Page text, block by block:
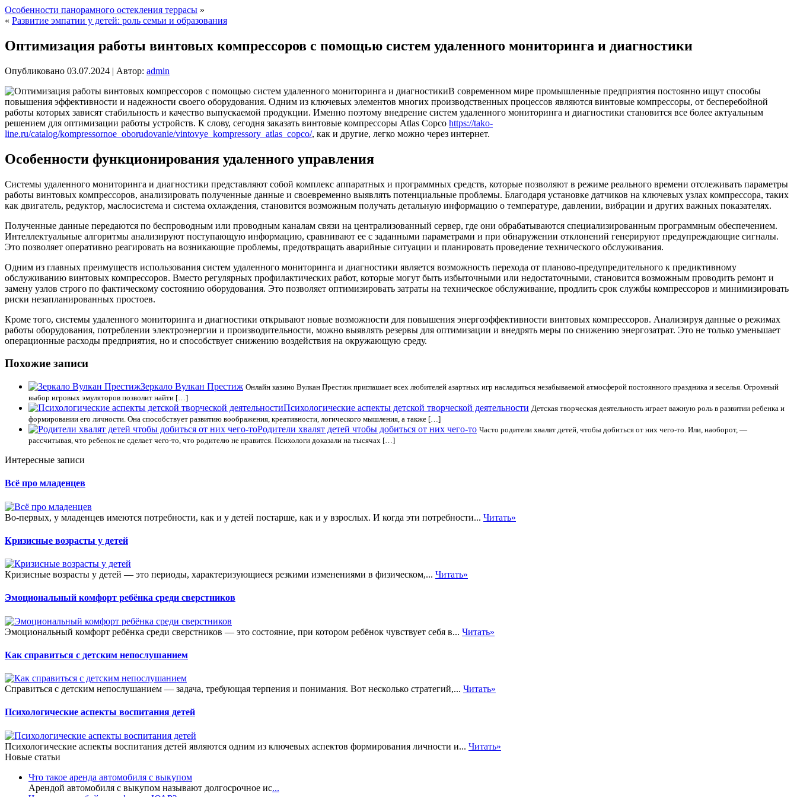
Особенности панорамного остекления террасы »
« Развитие эмпатии у детей: роль семьи и образования
Оптимизация работы винтовых компрессоров с помощью систем удаленного мониторинга и диагностики
Опубликовано 03.07.2024 | Автор: admin
В современном мире промышленные предприятия постоянно ищут способы
повышения эффективности и надежности своего оборудования. Одним из ключевых элементов многих производственных процессов являются винтовые компрессоры, от бесперебойной
работы которых зависят стабильность и качество выпускаемой продукции. Именно поэтому внедрение систем удаленного мониторинга и диагностики становится все более актуальным
решением для оптимизации работы устройств. К слову, сегодня заказать винтовые компрессоры Atlas Copco https://tako-
line.ru/catalog/kompressornoe_oborudovanie/vintovye_kompressory_atlas_copco/, как и другие, легко можно через интернет.
Особенности функционирования удаленного управления
Системы удаленного мониторинга и диагностики представляют собой комплекс аппаратных и программных средств, которые позволяют в режиме реального времени отслеживать параметры
работы винтовых компрессоров, анализировать полученные данные и своевременно выявлять потенциальные проблемы. Благодаря установке датчиков на ключевых узлах компрессора, таких
как двигатель, редуктор, маслосистема и система охлаждения, становится возможным получать детальную информацию о температуре, давлении, вибрации и других важных показателях.
Полученные данные передаются по беспроводным или проводным каналам связи на централизованный сервер, где они обрабатываются специализированным программным обеспечением.
Интеллектуальные алгоритмы анализируют поступающую информацию, сравнивают ее с заданными параметрами и при обнаружении отклонений генерируют предупреждающие сигналы.
Это позволяет оперативно реагировать на возникающие проблемы, предотвращать аварийные ситуации и планировать проведение технического обслуживания.
Одним из главных преимуществ использования систем удаленного мониторинга и диагностики является возможность перехода от планово-предупредительного к предиктивному
обслуживанию винтовых компрессоров. Вместо регулярных профилактических работ, которые могут быть избыточными или недостаточными, становится возможным проводить ремонт и
замену узлов строго по фактическому состоянию оборудования. Это позволяет оптимизировать затраты на техническое обслуживание, продлить срок службы компрессоров и минимизировать
риски незапланированных простоев.
Кроме того, системы удаленного мониторинга и диагностики открывают новые возможности для повышения энергоэффективности винтовых компрессоров. Анализируя данные о режимах
работы оборудования, потреблении электроэнергии и производительности, можно выявлять резервы для оптимизации и внедрять меры по снижению энергозатрат. Это не только уменьшает
операционные расходы предприятия, но и способствует снижению воздействия на окружающую среду.
Похожие записи
Зеркало Вулкан Престиж Онлайн казино Вулкан Престиж приглашает всех любителей азартных игр насладиться незабываемой атмосферой постоянного праздника и веселья. Огромный
выбор игровых эмуляторов позволит найти […]
Психологические аспекты детской творческой деятельности Детская творческая деятельность играет важную роль в развитии ребенка и
формировании его личности. Она способствует развитию воображения, креативности, логического мышления, а также […]
Родители хвалят детей чтобы добиться от них чего-то Часто родители хвалят детей, чтобы добиться от них чего-то. Или, наоборот, —
рассчитывая, что ребенок не сделает чего-то, что родителю не нравится. Психологи доказали на тысячах […]
Интересные записи
Всё про младенцев
Во-первых, у младенцев имеются потребности, как и у детей постарше, как и у взрослых. И когда эти потребности... Читать»
Кризисные возрасты у детей
Кризисные возрасты у детей — это периоды, характеризующиеся резкими изменениями в физическом,... Читать»
Эмоциональный комфорт ребёнка среди сверстников
Эмоциональный комфорт ребёнка среди сверстников — это состояние, при котором ребёнок чувствует себя в... Читать»
Как справиться с детским непослушанием
Справиться с детским непослушанием — задача, требующая терпения и понимания. Вот несколько стратегий,... Читать»
Психологические аспекты воспитания детей
Психологические аспекты воспитания детей являются одним из ключевых аспектов формирования личности и... Читать»
Новые статьи
Что такое аренда автомобиля с выкупом
Арендой автомобиля с выкупом называют долгосрочное ис...